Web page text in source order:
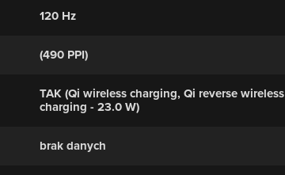
120 Hz
(490 PPI)
TAK (Qi wireless charging, Qi reverse wireless
charging - 23.0 W)
brak danych